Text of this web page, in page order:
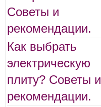
Советы и
рекомендации.
Как выбрать
электрическую
плиту? Советы и
рекомендации.